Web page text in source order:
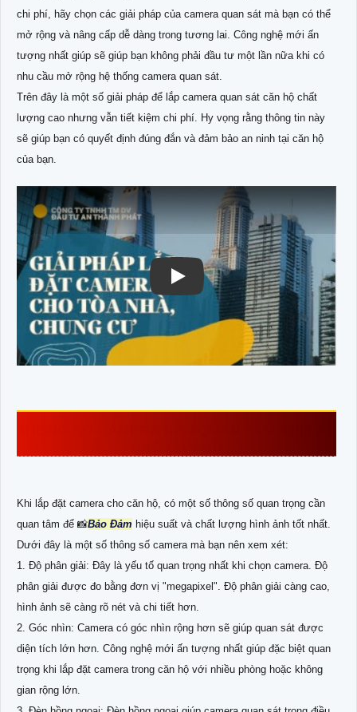
chi phí, hãy chọn các giải pháp của camera quan sát mà bạn có thể
mở rộng và nâng cấp dễ dàng trong tương lai. Công nghệ mới ấn
tượng nhất giúp sẽ giúp bạn không phải đầu tư một lần nữa khi có
nhu cầu mở rộng hệ thống camera quan sát.
Trên đây là một số giải pháp để lắp camera quan sát căn hộ chất
lượng cao nhưng vẫn tiết kiệm chi phí. Hy vọng rằng thông tin này
sẽ giúp bạn có quyết định đúng đắn và đảm bảo an ninh tại căn hộ
của bạn.
Khi lắp đặt camera cho căn hộ, có một số thông số quan trọng cần
quan tâm để 📸Bảo Đảm hiệu suất và chất lượng hình ảnh tốt nhất.
Dưới đây là một số thông số camera mà bạn nên xem xét:
1. Độ phân giải: Đây là yếu tố quan trọng nhất khi chọn camera. Độ
phân giải được đo bằng đơn vị "megapixel". Độ phân giải càng cao,
hình ảnh sẽ càng rõ nét và chi tiết hơn.
2. Góc nhìn: Camera có góc nhìn rộng hơn sẽ giúp quan sát được
diện tích lớn hơn. Công nghệ mới ấn tượng nhất giúp đặc biệt quan
trọng khi lắp đặt camera trong căn hộ với nhiều phòng hoặc không
gian rộng lớn.